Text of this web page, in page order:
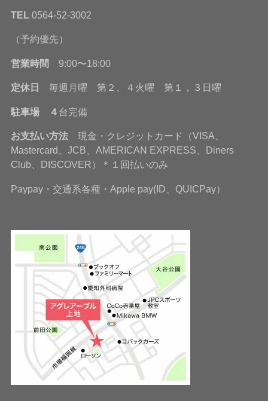
TEL 0564-52-3002
（予約優先）
営業時間 9:00〜18:00
定休日 毎週月曜 第２、４火曜 第１，３日曜
駐車場 ４ 台完備
お支払い方法現金・クレジットカード（VISA、
Mastercard、JCB、AMERICAN EXPRESS、Diners
Club、DISCOVER）＊１回払いのみ
Paypay・交通系各種・Apple pay(ID、QUICPay）